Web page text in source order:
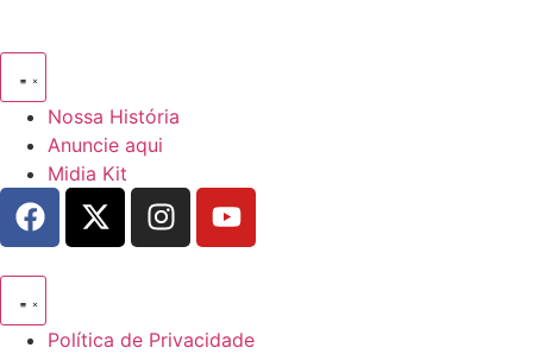
Nossa História
Anuncie aqui
Midia Kit
Política de Privacidade